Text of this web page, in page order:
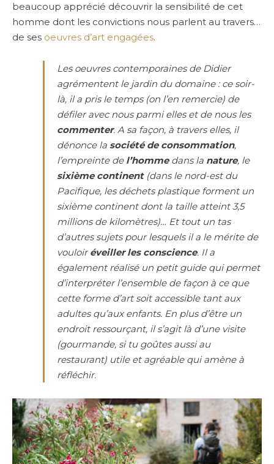
beaucoup apprécié découvrir la sensibilité de cet
homme dont les convictions nous parlent au travers…
de ses oeuvres d’art engagées.
Les oeuvres contemporaines de Didier
agrémentent le jardin du domaine : ce soir-
là, il a pris le temps (on l’en remercie) de
défiler avec nous parmi elles et de nous les
commenter. A sa façon, à travers elles, il
dénonce la société de consommation,
l’empreinte de l’hommedans la nature, le
sixième continent(dans le nord-est du
Pacifique, les déchets plastique forment un
sixième continent dont la taille atteint 3,5
millions de kilomètres)… Et tout un tas
d’autres sujets pour lesquels il a le mérite de
vouloiréveiller les conscience. Il a
également réalisé un petit guide qui permet
d’interpréter l’ensemble de façon à ce que
cette forme d’art soit accessible tant aux
adultes qu’aux enfants. En plus d’être un
endroit ressourçant, il s’agit là d’une visite
(gourmande, si tu goûtes aussi au
restaurant) utile et agréable qui amène à
réfléchir.